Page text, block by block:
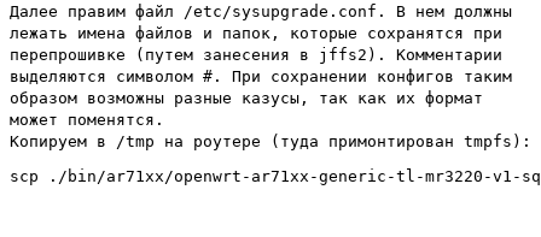
Далее правим файл /etc/sysupgrade.conf. В нем должны
лежать имена файлов и папок, которые сохранятся при
перепрошивке (путем занесения в jffs2). Комментарии
выделяются символом #. При сохранении конфигов таким
образом возможны разные казусы, так как их формат
может поменятся.
Копируем в /tmp на роутере (туда примонтирован tmpfs):